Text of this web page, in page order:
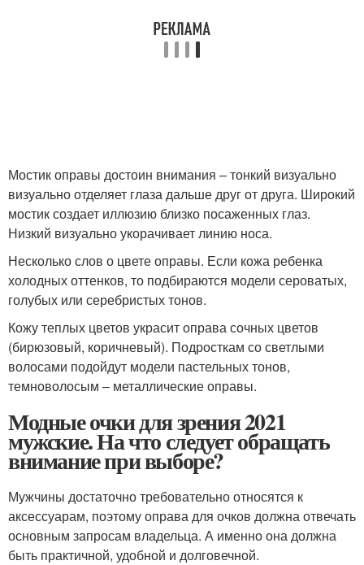
Мостик оправы достоин внимания – тонкий визуально
визуально отделяет глаза дальше друг от друга. Широкий
мостик создает иллюзию близко посаженных глаз.
Низкий визуально укорачивает линию носа.
Несколько слов о цвете оправы. Если кожа ребенка
холодных оттенков, то подбираются модели сероватых,
голубых или серебристых тонов.
Кожу теплых цветов украсит оправа сочных цветов
(бирюзовый, коричневый). Подросткам со светлыми
волосами подойдут модели пастельных тонов,
темноволосым – металлические оправы.
Модные очки для зрения 2021
мужские. На что следует обращать
внимание при выборе?
Мужчины достаточно требовательно относятся к
аксессуарам, поэтому оправа для очков должна отвечать
основным запросам владельца. А именно она должна
быть практичной, удобной и долговечной.